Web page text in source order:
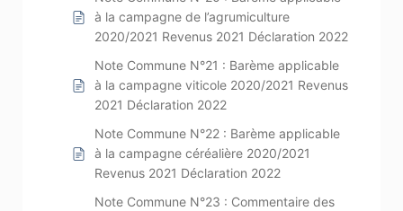
à la campagne de l’agrumiculture
2020/2021 Revenus 2021 Déclaration 2022
Note Commune N°21 : Barème applicable
à la campagne viticole 2020/2021 Revenus
2021 Déclaration 2022
Note Commune N°22 : Barème applicable
à la campagne céréalière 2020/2021
Revenus 2021 Déclaration 2022
Note Commune N°23 : Commentaire des